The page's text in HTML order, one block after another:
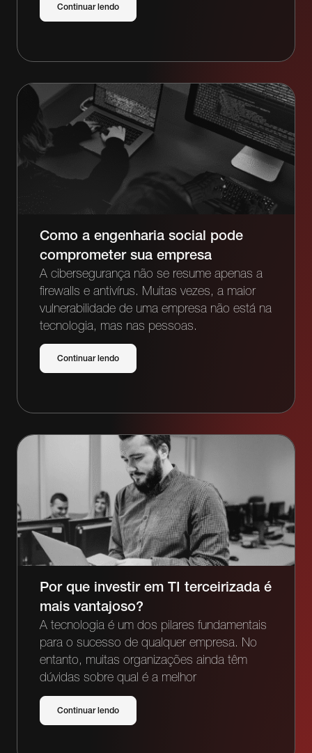
Continuar lendo
Como a engenharia social pode
comprometer sua empresa
A cibersegurança não se resume apenas a
firewalls e antivírus. Muitas vezes, a maior
vulnerabilidade de uma empresa não está na
tecnologia, mas nas pessoas.
Continuar lendo
Por que investir em TI terceirizada é
mais vantajoso?
A tecnologia é um dos pilares fundamentais
para o sucesso de qualquer empresa. No
entanto, muitas organizações ainda têm
dúvidas sobre qual é a melhor
Continuar lendo